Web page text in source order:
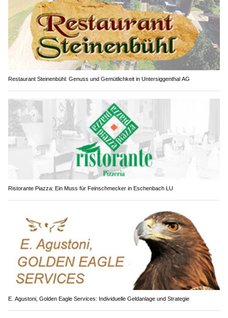
Restaurant Steinenbühl: Genuss und Gemütlichkeit in Untersiggenthal AG
Ristorante Piazza: Ein Muss für Feinschmecker in Eschenbach LU
E. Agustoni, Golden Eagle Services: Individuelle Geldanlage und Strategie